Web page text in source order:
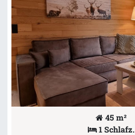
45 m²
1 Schlafz.